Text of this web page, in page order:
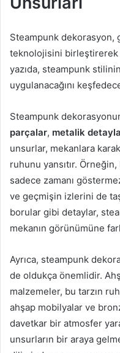
Steampunk
teknolojisini birleştirerek
yazıda, steampunk
uygulanacağını
Steampunk
parçalar, metalik
unsurlar, mekanlara
ruhunu yansıtır.
sadece zamanı
ve geçmişin izlerini de
borular gibi detaylar,
mekanın görünümüne
Ayrıca, steampunk
de oldukça önemlidir.
malzemeler, bu tarzın
ahşap mobilyalar ve
davetkar bir atmosfer
unsurların bir araya